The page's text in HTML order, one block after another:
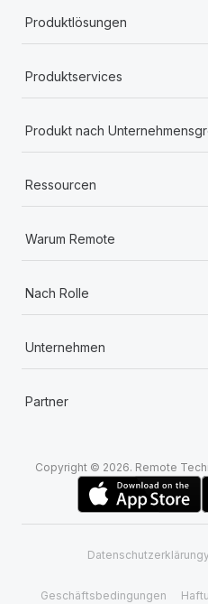
Produktlösungen
Produktservices
Produkt nach
Ressourcen
Warum Remote
Nach Rolle
Unternehmen
Partner
Copyright © 2026. Remote
Datenschutzerklärungy
Geschäftsbedingungen